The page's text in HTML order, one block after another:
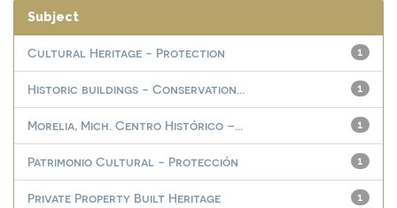
Subject
1
Cultural Heritage - Protection
1
Historic buildings - Conservation...
1
Morelia, Mich. Centro Histórico –...
1
Patrimonio Cultural - Protección
1
Private Property Built Heritage